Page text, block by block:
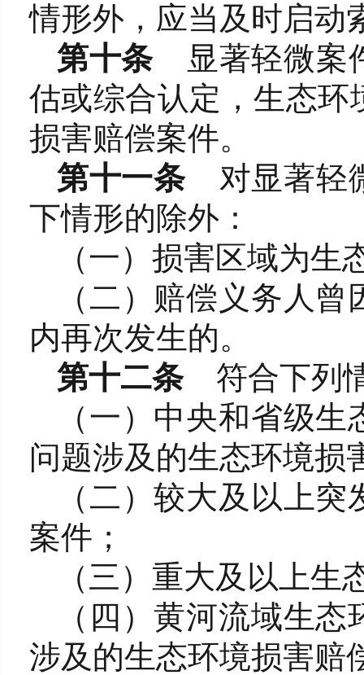
情形外，应当及时启动
第十条
显著轻微案
估或综合认定，生态环
损害赔偿案件。
第十一条
对显著轻
下情形的除外：
（一）损害区域为
（二）赔偿义务人
内再次发生的。
第十二条
符合下列
（一）中央和省级
问题涉及的生态环境损
（二）较大及以上
案件；
（三）重大及以上生
（四）黄河流域生
涉及的生态环境损害赔